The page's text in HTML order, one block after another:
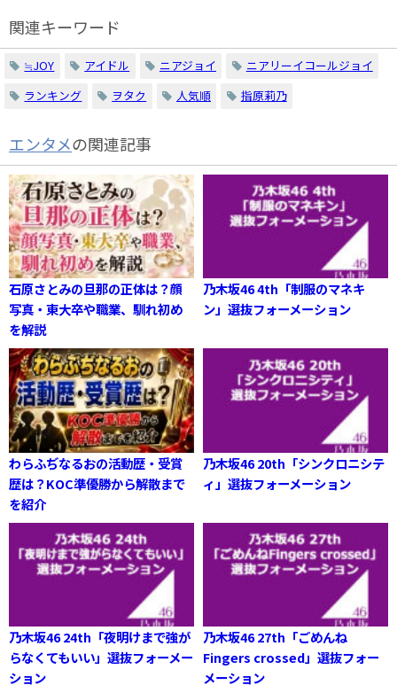
関連キーワード
≒JOY アイドル ニアジョイ
ニアリーイコールジョイ
ランキング
ヲタク 人気順 指原莉乃
エンタメの関連記事
石原さとみの旦那の正体は？顔
写真・東大卒や職業、馴れ初め
を解説
乃木坂46 4th「制服のマネキ
ン」選抜フォーメーション
わらふぢなるおの活動歴・受賞
歴は？KOC準優勝から解散まで
を紹介
乃木坂46 20th「シンクロニシテ
ィ」選抜フォーメーション
乃木坂46 24th「夜明けまで強が
らなくてもいい」選抜フォーメー
ション
乃木坂46 27th「ごめんね
Fingers crossed」選抜フォー
メーション